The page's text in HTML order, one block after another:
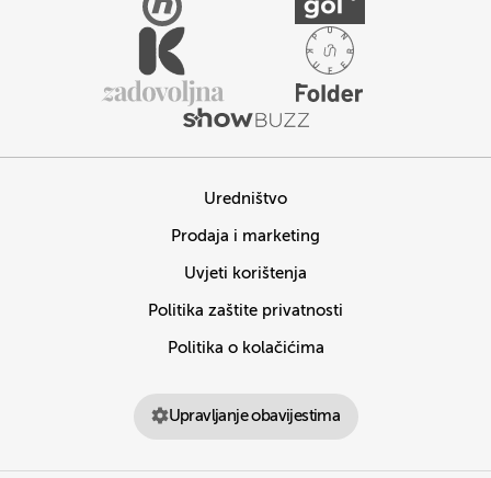
Uredništvo
Prodaja i marketing
Uvjeti korištenja
Politika zaštite privatnosti
Politika o kolačićima
Upravljanje obavijestima